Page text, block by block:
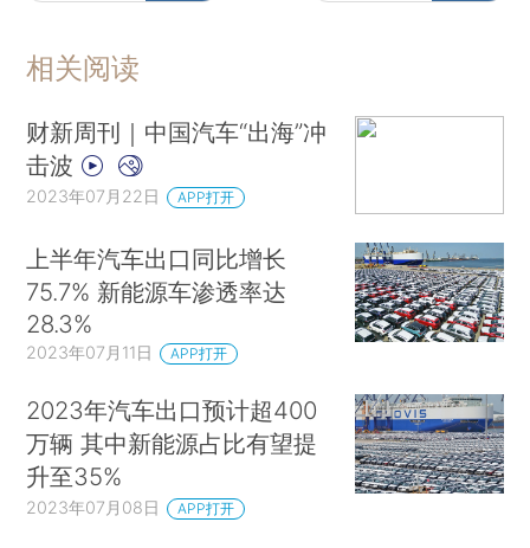
相关阅读
财新周刊｜中国汽车“出海”冲
击波
2023年07月22日 APP打开
上半年汽车出口同比增长
75.7% 新能源车渗透率达
28.3%
2023年07月11日 APP打开
2023年汽车出口预计超400
万辆 其中新能源占比有望提
升至35%
2023年07月08日 APP打开